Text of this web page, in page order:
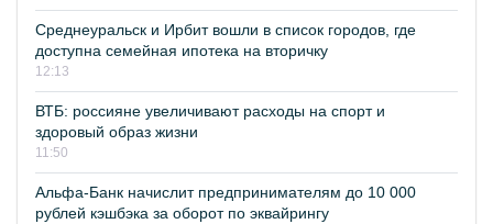
Среднеуральск и Ирбит вошли в список городов, где
доступна семейная ипотека на вторичку
12:13
ВТБ: россияне увеличивают расходы на спорт и
здоровый образ жизни
11:50
Альфа-Банк начислит предпринимателям до 10 000
рублей кэшбэка за оборот по эквайрингу